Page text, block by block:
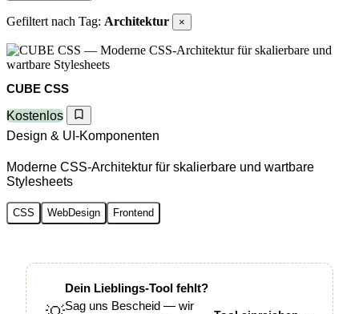
Gefiltert nach Tag: Architektur ×
CUBE CSS
Kostenlos
Design & UI-Komponenten
Moderne CSS-Architektur für skalierbare und wartbare
Stylesheets
CSS WebDesign Frontend
Dein Lieblings-Tool fehlt?
Sag uns Bescheid — wir